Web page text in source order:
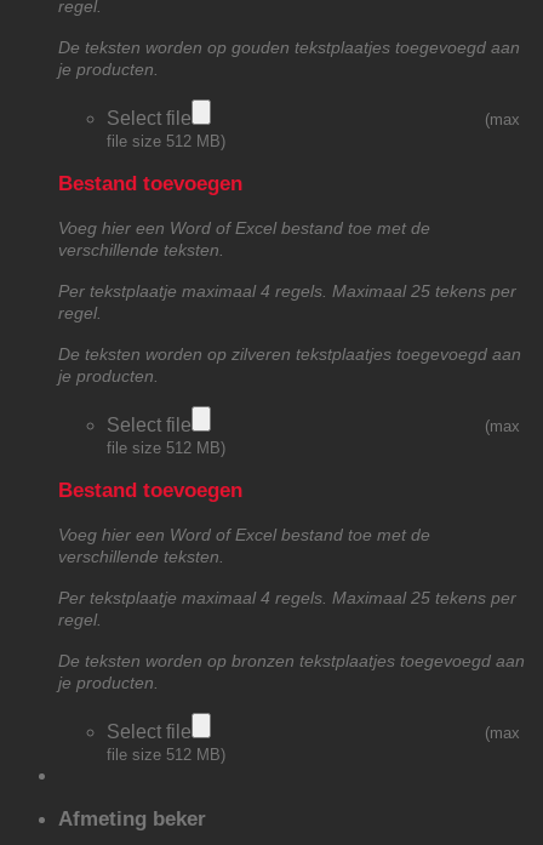
regel.
De teksten worden op gouden tekstplaatjes toegevoegd aan
je producten.
Select file
(max
file size 512 MB)
Bestand toevoegen
Voeg hier een Word of Excel bestand toe met de
verschillende teksten.
Per tekstplaatje maximaal 4 regels. Maximaal 25 tekens per
regel.
De teksten worden op zilveren tekstplaatjes toegevoegd aan
je producten.
Select file
(max
file size 512 MB)
Bestand toevoegen
Voeg hier een Word of Excel bestand toe met de
verschillende teksten.
Per tekstplaatje maximaal 4 regels. Maximaal 25 tekens per
regel.
De teksten worden op bronzen tekstplaatjes toegevoegd aan
je producten.
Select file
(max
file size 512 MB)
Afmeting beker